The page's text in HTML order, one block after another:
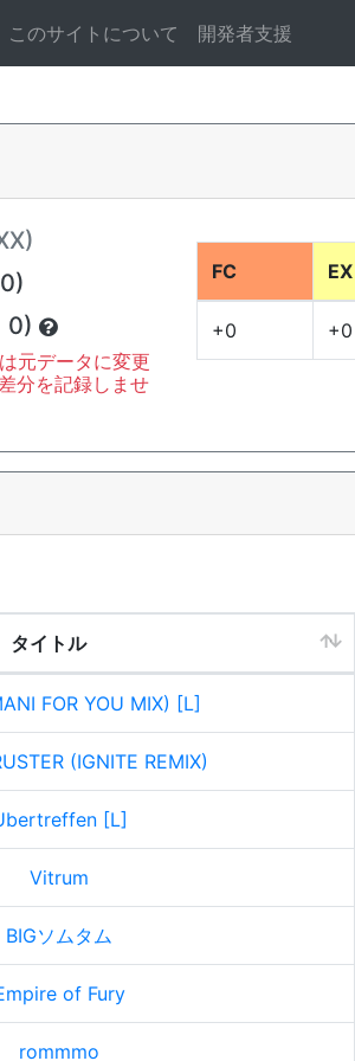
このサイトについて 開発者支援
0)
元データに変更
分を記録しませ
FC EX
+0 +0
タイトル
FOR YOU MIX) [L]
(IGNITE REMIX)
[L]
Vitrum
BIGソムタム
of Fury
rommmo